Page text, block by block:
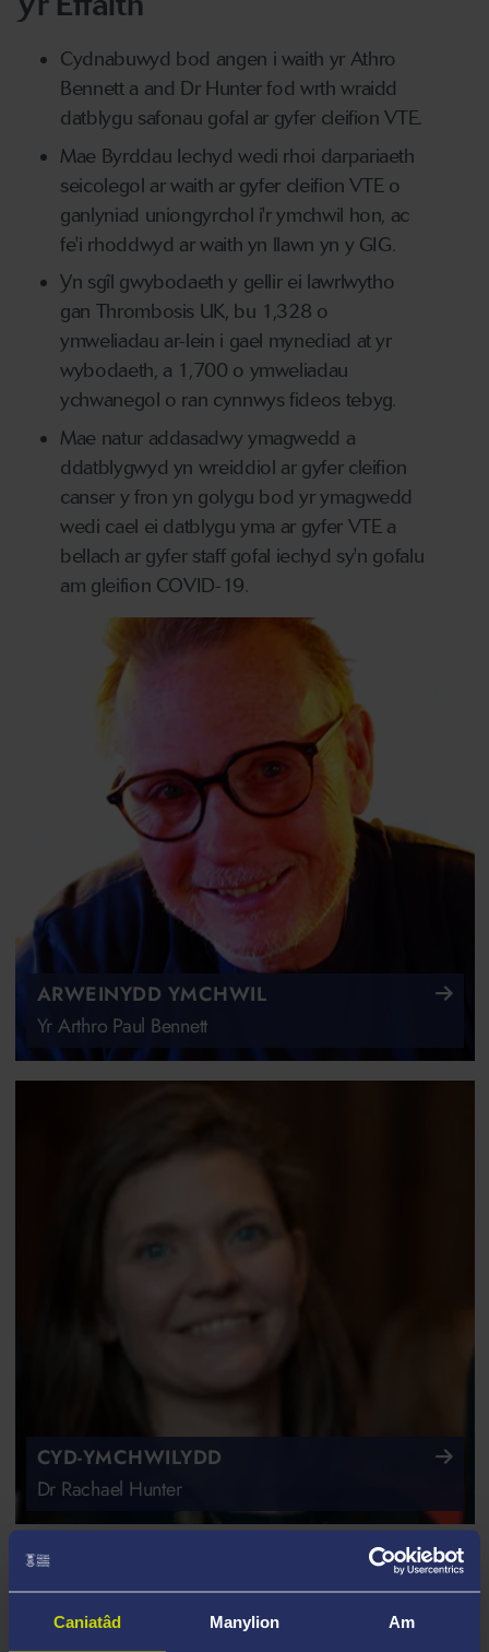
Caniatâd Manylion Am
Cydnabuwyd bod angen i waith yr Athro
Bennett a and Dr Hunter fod wrth wraidd
datblygu safonau gofal ar gyfer cleifion VTE.
Mae Byrddau Iechyd wedi rhoi darpariaeth
seicolegol ar waith ar gyfer cleifion VTE o
ganlyniad uniongyrchol i'r ymchwil hon, ac
fe'i rhoddwyd ar waith yn llawn yn y GIG.
Yn sgîl gwybodaeth y gellir ei lawrlwytho
gan Thrombosis UK, bu 1,328 o
ymweliadau ar-lein i gael mynediad at yr
wybodaeth, a 1,700 o ymweliadau
ychwanegol o ran cynnwys fideos tebyg.
Mae natur addasadwy ymagwedd a
ddatblygwyd yn wreiddiol ar gyfer cleifion
canser y fron yn golygu bod yr ymagwedd
wedi cael ei datblygu yma ar gyfer VTE a
bellach ar gyfer staff gofal iechyd sy'n gofalu
am gleifion COVID-19.
ARWEINYDD YMCHWIL
Yr Arthro Paul Bennett
CYD-YMCHWILYDD
Dr Rachael Hunter